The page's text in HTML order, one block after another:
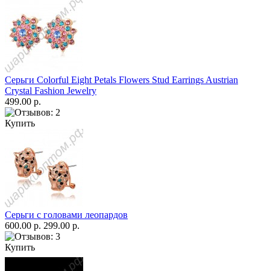
Серьги Colorful Eight Petals Flowers Stud Earrings Austrian
Crystal Fashion Jewelry
499.00 р.
Купить
Серьги с головами леопардов
600.00 р. 299.00 р.
Купить